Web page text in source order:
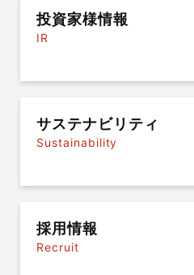
投資家様情報
IR
サステナビリティ
Sustainability
採用情報
Recruit